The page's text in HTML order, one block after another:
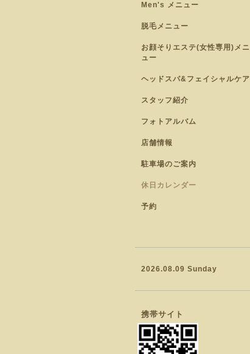
Men's メニュー
脱毛メニュー
お顔そりエステ(女性専用)メニ
ュー
ヘッドスパ&フェイシャルケア
スタッフ紹介
フォトアルバム
店舗情報
駐車場のご案内
休日カレンダー
予約
2026.08.09 Sunday
携帯サイト